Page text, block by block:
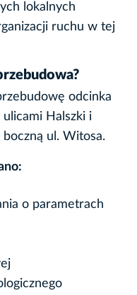
lokalnych
ruchu w tej
odcinka
Halszki i
boczną ul. Witosa.
o parametrach